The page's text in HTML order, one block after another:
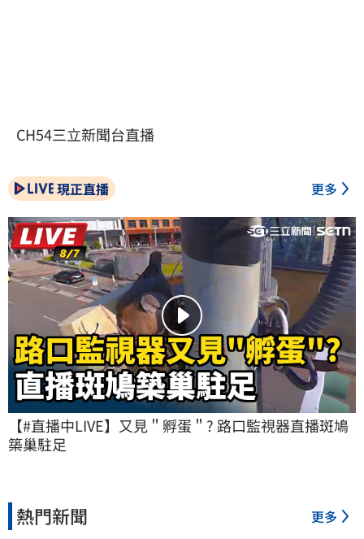
CH54三立新聞台直播
現正直播 更多
【#直播中LIVE】又見＂孵蛋＂? 路口監視器直播斑鳩
築巢駐足
熱門新聞 更多